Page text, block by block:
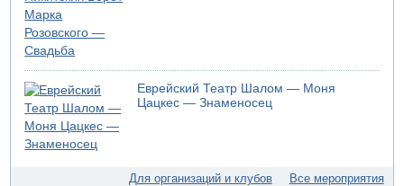
Еврейский Театр Шалом — Моня
Цацкес — Знаменосец
Для организаций и клубов Все мероприятия